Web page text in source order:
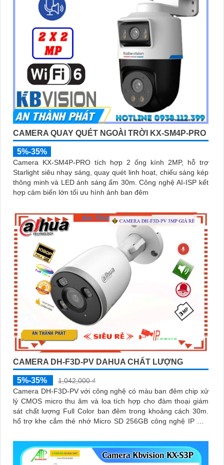
CAMERA QUAY QUÉT NGOÀI TRỜI KX-SM4P-PRO
5%-35%
Camera KX-SM4P-PRO tích hợp 2 ống kính 2MP, hỗ trợ
Starlight siêu nhạy sáng, quay quét linh hoạt, chiếu sáng kép
thông minh và LED ánh sáng ấm 30m. Công nghệ AI-ISP kết
hợp cảm biến lớn tối ưu hình ảnh ban đêm
CAMERA DH-F3D-PV DAHUA CHẤT LƯỢNG
5%-35%
1,042,000 ₫
Camera DH-F3D-PV với công nghệ có màu ban đêm chip xử
lý CMOS micro thu âm và loa tích hợp cho đàm thoại giám
sát chất lượng Full Color ban đêm trong khoảng cách 30m.
hổ trợ khe cắm thẻ nhớ Micro SD 256GB công nghệ IP Wifi